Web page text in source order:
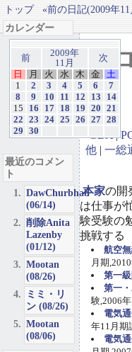
トップ «前の日記(2009年
ブ
GBA|
他 | 一総
本家の開
は仕事が
験受験の
挑戦する
航空
月期
第一
第一
験,2006
電気
年11月期
電気
カレンダー
前
2009年
11月
次
日
月 火 水 木 金
土
1
2 3 4 5 6
7
8
9 10 11 12 13
14
15
16 17 18 19 20
21
22
23 24 25 26 27 28
29
30
最近のコメン
ト
DawChurbhab
(06/14)
削除Anita
Lazenby
(01/12)
Mootan
(08/26)
ミミ・リ
ン (08/26)
Mootan
(08/06)